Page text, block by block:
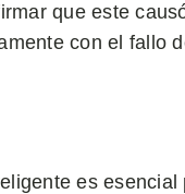
que este
con el fallo
es